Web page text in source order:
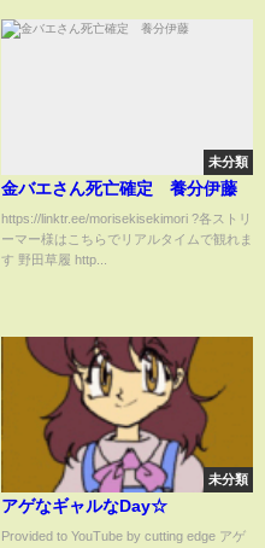
ーズ新章”開幕【コメントあり】
未分類
金バエさん死亡確定 養分伊藤
https://linktr.ee/morisekisekimori ?各ストリ
ーマー様はこちらでリアルタイムで観れま
す 野田草履 http...
未分類
アゲなギャルなDay☆
Provided to YouTube by cutting edge アゲ